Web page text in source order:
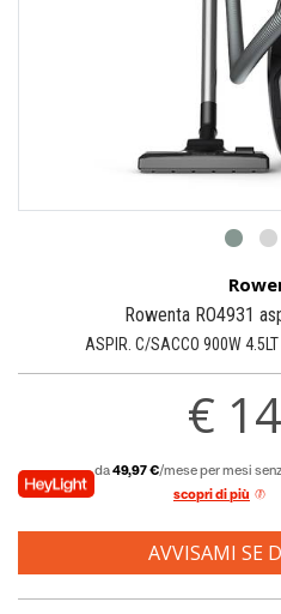
Rowenta RO4931
ASPIR. C/SACCO 900W 4.5LT
€
da49,97 €/mese per mesi
scopri di più
AVVISAMI SE